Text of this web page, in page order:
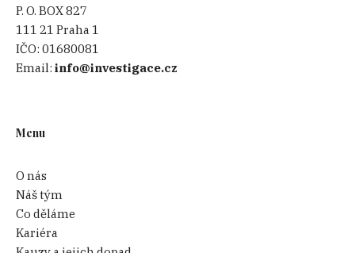
P. O. BOX 827
111 21 Praha 1
IČO:01680081
Email:info@investigace.cz
Menu
O nás
Náš tým
Co děláme
Kariéra